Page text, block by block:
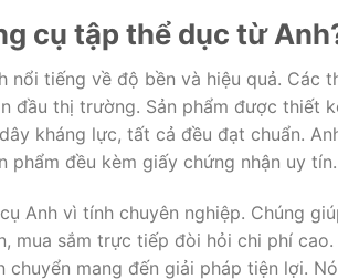
cụ tập thể dục từ
nổi tiếng về độ bền và hiệu quả. Các
đầu thị trường. Sản phẩm được thiết
kháng lực, tất cả đều đạt chuẩn.
phẩm đều kèm giấy chứng nhận uy tín.
Anh vì tính chuyên nghiệp. Chúng
mua sắm trực tiếp đòi hỏi chi phí
chuyển mang đến giải pháp tiện lợi.